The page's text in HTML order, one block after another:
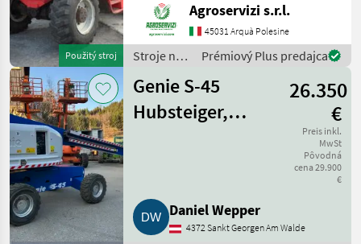
Použitý stroj
ATTREZZI, DOPPIO SFILO
Portata max: 12 TON
Altezza max di
sollevamento: 9.6 MT
Motore: MERCEDES BENZ 1
Agroservizi s.r.l.
45031 Arquà Polesine
Stroje na
Manitou
Prémiový Plus predajca
Genie S-45
Hubsteiger,
26.350
€
Preis inkl.
MwSt
Pôvodná
cena 29.900
€
Daniel Wepper
4372 Sankt Georgen Am Walde